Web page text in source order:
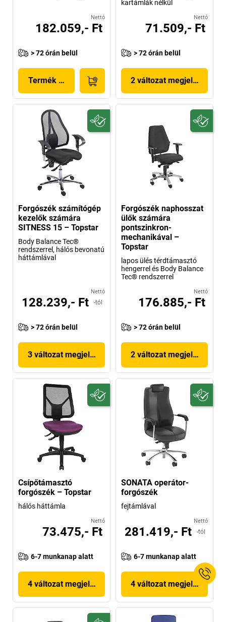
Nettó
182.059,- Ft
> 72 órán belül
Termék megjelenítése
kartámlák nélkül
Nettó
71.509,- Ft
> 72 órán belül
2 változat megjelenítése
Forgószék számítógép
kezelők számára
SITNESS 15 – Topstar
Body Balance Tec®
rendszerrel, hálós bevonatú
háttámlával
Nettó
128.239,- Ft -tól
> 72 órán belül
3 változat megjelenítése
Forgószék naphosszat
ülők számára
pontszinkron-
mechanikával –
Topstar
lapos ülés térdtámasztó
hengerrel és Body Balance
Tec® rendszerrel
Nettó
176.885,- Ft
> 72 órán belül
2 változat megjelenítése
Csípőtámasztó
forgószék – Topstar
hálós háttámla
Nettó
73.475,- Ft
6-7 munkanap alatt
4 változat megjelenítése
SONATA operátor-
forgószék
fejtámlával
Nettó
281.419,- Ft -tól
6-7 munkanap alatt
4 változat megjelenítése